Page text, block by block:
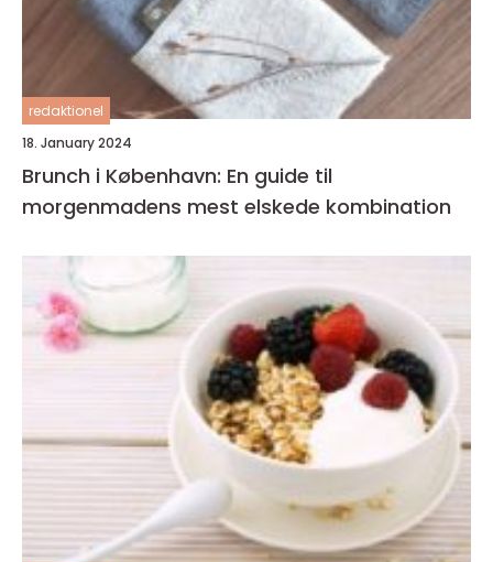
redaktionel
18. January 2024
Brunch i København: En guide til
morgenmadens mest elskede kombination